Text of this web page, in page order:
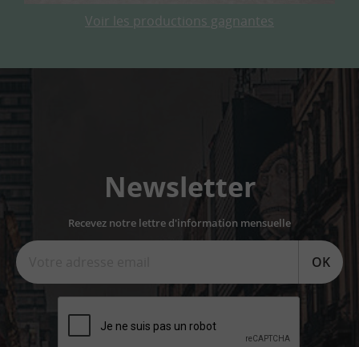
Voir les productions gagnantes
Newsletter
Recevez notre lettre d'information mensuelle
OK